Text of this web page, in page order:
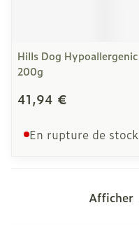
Hills Dog Hypoallergenic
200g
41,94 €
En rupture de stock
Afficher